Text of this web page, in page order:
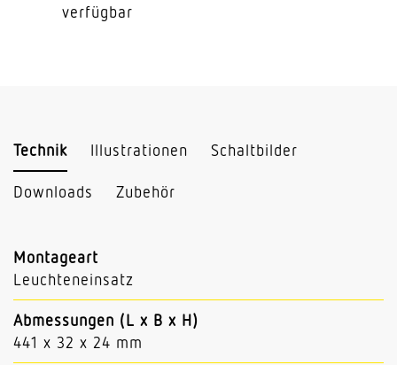
verfügbar
Technik Illustrationen Schaltbilder
Downloads Zubehör
Montageart
Leuchteneinsatz
Abmessungen (L x B x H)
441 x 32 x 24 mm